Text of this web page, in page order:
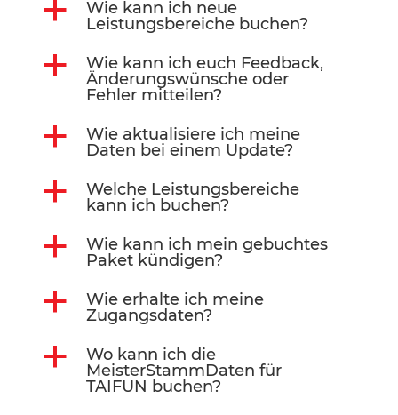
a
Wie kann ich neue
Leistungsbereiche buchen?
a
Wie kann ich euch Feedback,
Änderungswünsche oder
Fehler mitteilen?
a
Wie aktualisiere ich meine
Daten bei einem Update?
a
Welche Leistungsbereiche
kann ich buchen?
a
Wie kann ich mein gebuchtes
Paket kündigen?
a
Wie erhalte ich meine
Zugangsdaten?
a
Wo kann ich die
MeisterStammDaten für
TAIFUN buchen?